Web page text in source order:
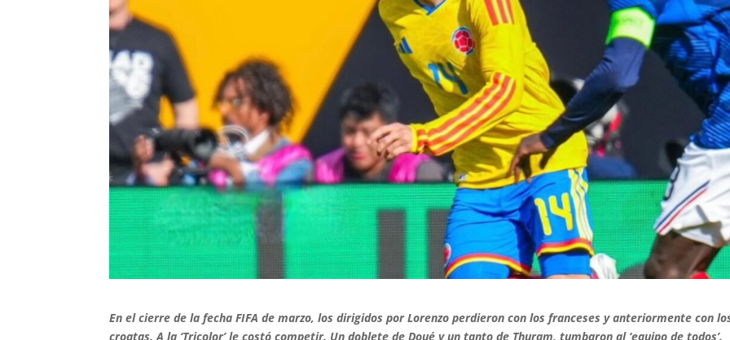
En el cierre de la fecha FIFA de marzo, los dirigidos por Lorenzo perdieron con los franceses y anteriormente con
croatas. A la ‘Tricolor’ le costó competir. Un doblete de Doué y un tanto de Thuram, tumbaron al ‘equipo de todos’.